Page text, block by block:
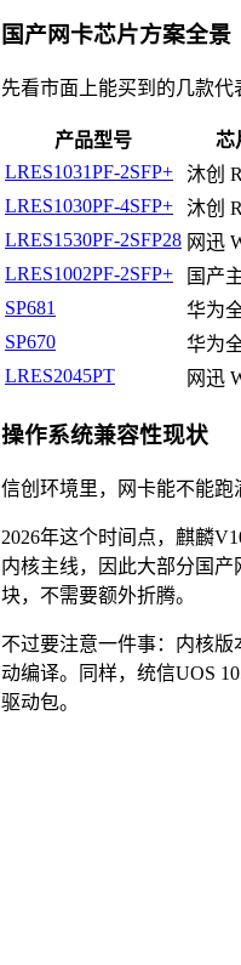
国产网卡芯片方案全景
先看市面上能买到的几款代
产品型号 芯
LRES1031PF-2SFP+
沐创
LRES1030PF-4SFP+
沐创
LRES1530PF-2SFP28 网迅
LRES1002PF-2SFP+
国产
SP681
华为
SP670
华为
LRES2045PT
网迅
操作系统兼容性现状
信创环境里，网卡能不能跑
2026年这个时间点，麒麟
内核主线，因此大部分国
块，不需要额外折腾。
不过要注意一件事：内核
动编译。同样，统信UOS
驱动包。